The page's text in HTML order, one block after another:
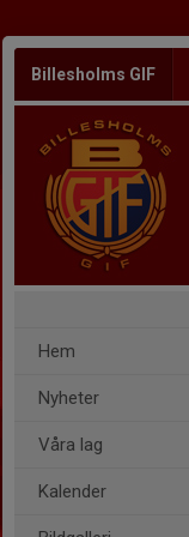
Billesholms GIF
Hem
Nyheter
Våra lag
Kalender